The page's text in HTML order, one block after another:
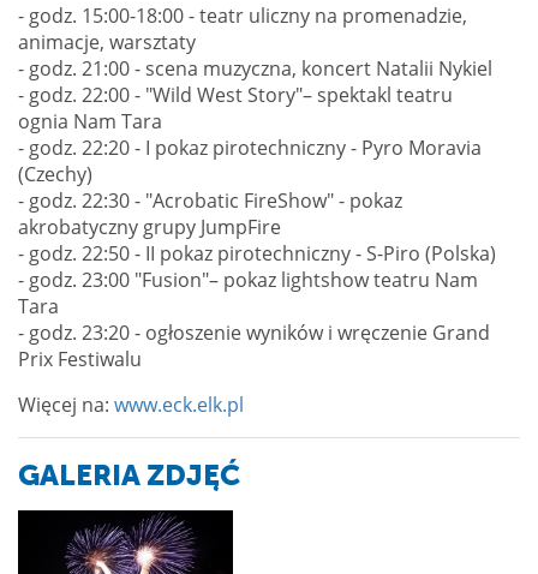
- godz. 15:00-18:00 - teatr uliczny na promenadzie,
animacje, warsztaty
- godz. 21:00 - scena muzyczna, koncert Natalii Nykiel
- godz. 22:00 - "Wild West Story"– spektakl teatru
ognia Nam Tara
- godz. 22:20 - I pokaz pirotechniczny - Pyro Moravia
(Czechy)
- godz. 22:30 - "Acrobatic FireShow" - pokaz
akrobatyczny grupy JumpFire
- godz. 22:50 - II pokaz pirotechniczny - S-Piro (Polska)
- godz. 23:00 "Fusion"– pokaz lightshow teatru Nam
Tara
- godz. 23:20 - ogłoszenie wyników i wręczenie Grand
Prix Festiwalu
Więcej na: www.eck.elk.pl
GALERIA ZDJĘĆ